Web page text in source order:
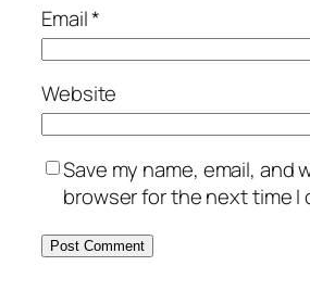
Email*
Website
Save my name, email, and
browser for the next time I